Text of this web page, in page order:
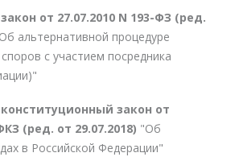
от 27.07.2010 N 193-ФЗ (ред.
альтернативной процедуре
с участием посредника
закон от
(ред. от 29.07.2018) "Об
в Российской Федерации"